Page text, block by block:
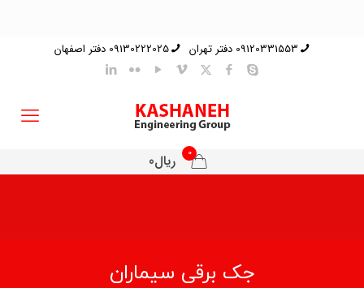
09120331553 دفتر تهران 09130222025 دفتر اصفهان
0 ریال0
جک برقی سیماران